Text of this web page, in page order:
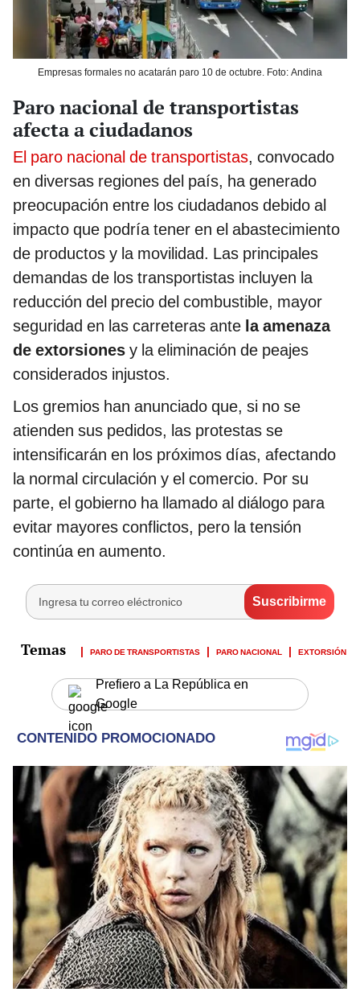
Empresas formales no acatarán paro 10 de octubre. Foto: Andina
Paro nacional de transportistas
afecta a ciudadanos
El paro nacional de transportistas, convocado
en diversas regiones del país, ha generado
preocupación entre los ciudadanos debido al
impacto que podría tener en el abastecimiento
de productos y la movilidad. Las principales
demandas de los transportistas incluyen la
reducción del precio del combustible, mayor
seguridad en las carreteras ante la amenaza
de extorsiones y la eliminación de peajes
considerados injustos.
Los gremios han anunciado que, si no se
atienden sus pedidos, las protestas se
intensificarán en los próximos días, afectando
la normal circulación y el comercio. Por su
parte, el gobierno ha llamado al diálogo para
evitar mayores conflictos, pero la tensión
continúa en aumento.
PARO DE TRANSPORTISTAS PARO NACIONAL EXTORSIÓN
Prefiero a La República en
Google